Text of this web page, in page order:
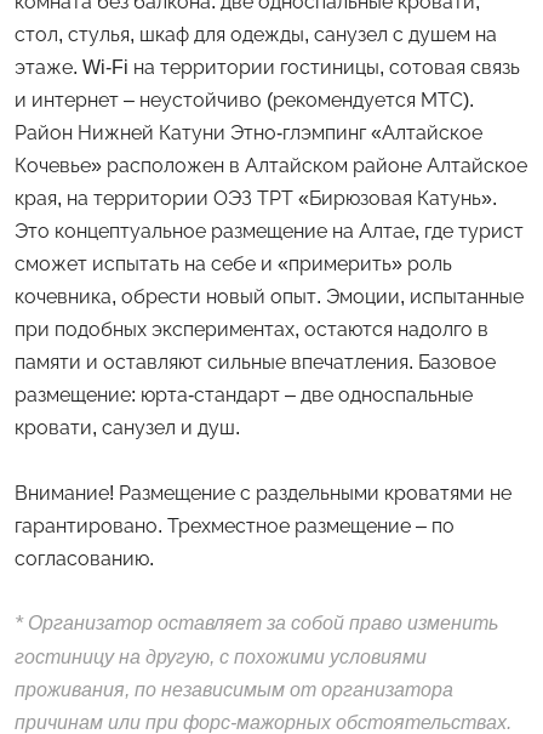
стол, стулья, шкаф для одежды, санузел с душем на
этаже. Wi-Fi на территории гостиницы, сотовая связь
и интернет – неустойчиво (рекомендуется МТС).
Район Нижней Катуни Этно-глэмпинг «Алтайское
Кочевье» расположен в Алтайском районе Алтайское
края, на территории ОЭЗ ТРТ «Бирюзовая Катунь».
Это концептуальное размещение на Алтае, где турист
сможет испытать на себе и «примерить» роль
кочевника, обрести новый опыт. Эмоции, испытанные
при подобных экспериментах, остаются надолго в
памяти и оставляют сильные впечатления. Базовое
размещение: юрта-стандарт – две односпальные
кровати, санузел и душ.
Внимание! Размещение с раздельными кроватями не
гарантировано. Трехместное размещение – по
согласованию.
*Организатор оставляет за собой право изменить
гостиницу на другую, с похожими условиями
проживания, по независимым от организатора
причинам или при форс-мажорных обстоятельствах.